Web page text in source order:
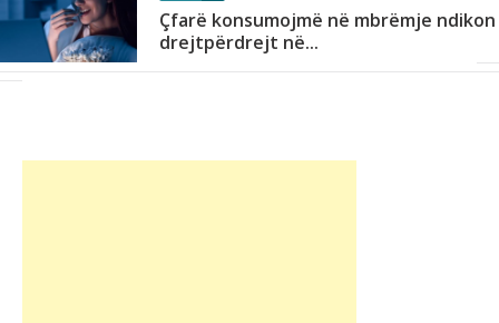
Çfarë konsumojmë në mbrëmje ndikon
drejtpërdrejt në...